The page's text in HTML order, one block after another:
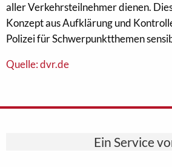
aller Verkehrsteilnehmer dienen.
Konzept aus Aufklärung und
Polizei für Schwerpunktthemen
Quelle: dvr.de
Ein Service